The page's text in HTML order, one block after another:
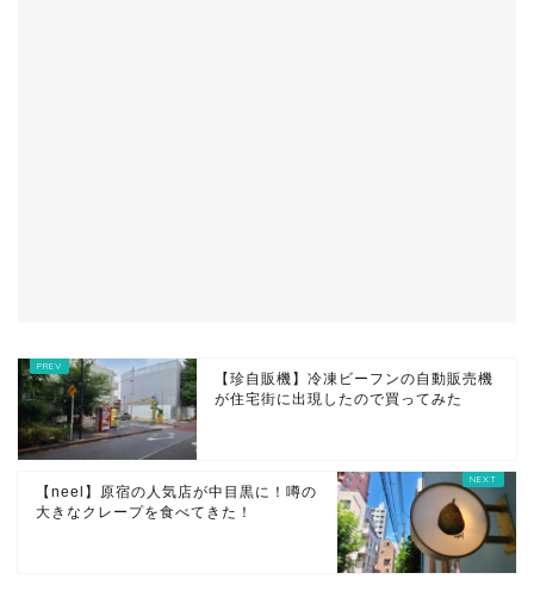
【珍自販機】冷凍ビーフンの自動販売機
が住宅街に出現したので買ってみた
【neel】原宿の人気店が中目黒に！噂の
大きなクレープを食べてきた！